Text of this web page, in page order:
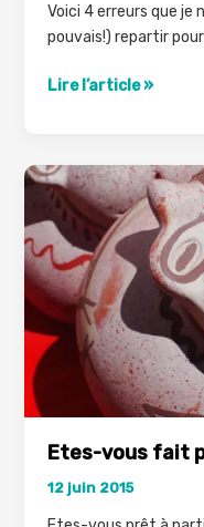
Voici 4 erreurs que je
pouvais!) repartir
Tour
4
erreurs
que
je
ne
referais
plus!
Lire l’article »
Etes-vous fait
12 juin 2015